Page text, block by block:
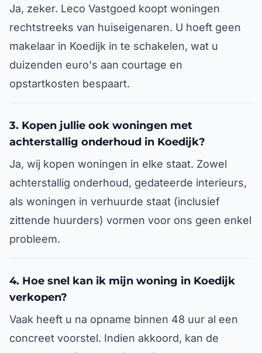
Ja, zeker. Leco Vastgoed koopt woningen
rechtstreeks van huiseigenaren. U hoeft geen
makelaar in Koedijk in te schakelen, wat u
duizenden euro's aan courtage en
opstartkosten bespaart.
3. Kopen jullie ook woningen met
achterstallig onderhoud in Koedijk?
Ja, wij kopen woningen in elke staat. Zowel
achterstallig onderhoud, gedateerde interieurs,
als woningen in verhuurde staat (inclusief
zittende huurders) vormen voor ons geen enkel
probleem.
4. Hoe snel kan ik mijn woning in Koedijk
verkopen?
Vaak heeft u na opname binnen 48 uur al een
concreet voorstel. Indien akkoord, kan de